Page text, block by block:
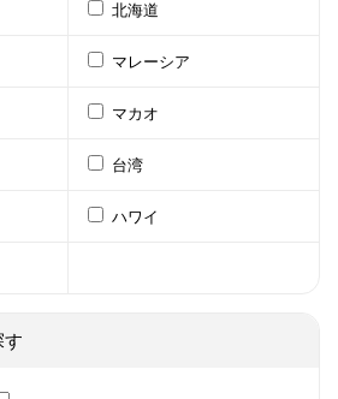
北海道
マレーシア
マカオ
台湾
ハワイ
す